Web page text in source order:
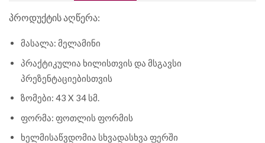
პროდუქტის აღწერა:
მასალა: მელამინი
პრაქტიკულია ხილისთვის და მსგავსი
პრეზენტაციებისთვის
ზომები: 43 X 34 სმ.
ფორმა: ფოთლის ფორმის
ხელმისაწვდომია სხვადასხვა ფერში